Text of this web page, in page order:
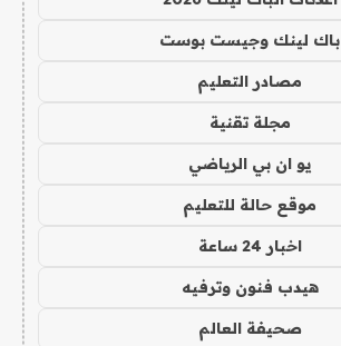
باك لينك وجيست بوست
مصادر التعليم
مجلة تقنية
يو ان بي الرياضي
موقع حالة للتعليم
اخبار 24 ساعة
هيدب فنون وترفيه
صحيفة العالم